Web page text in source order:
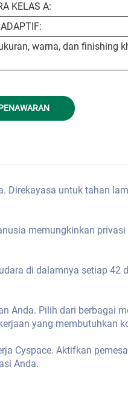
KELAS A:
warna, dan finishing
Direkayasa untuk tahan
memungkinkan
di dalamnya setiap 42
Anda. Pilih dari berbagai
yang membutuhkan
Cyspace. Aktifkan
Anda.